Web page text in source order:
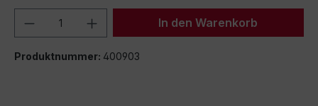
Produkt Anzahl: Gib denIn den Warenkorb
Produktnummer: 400903